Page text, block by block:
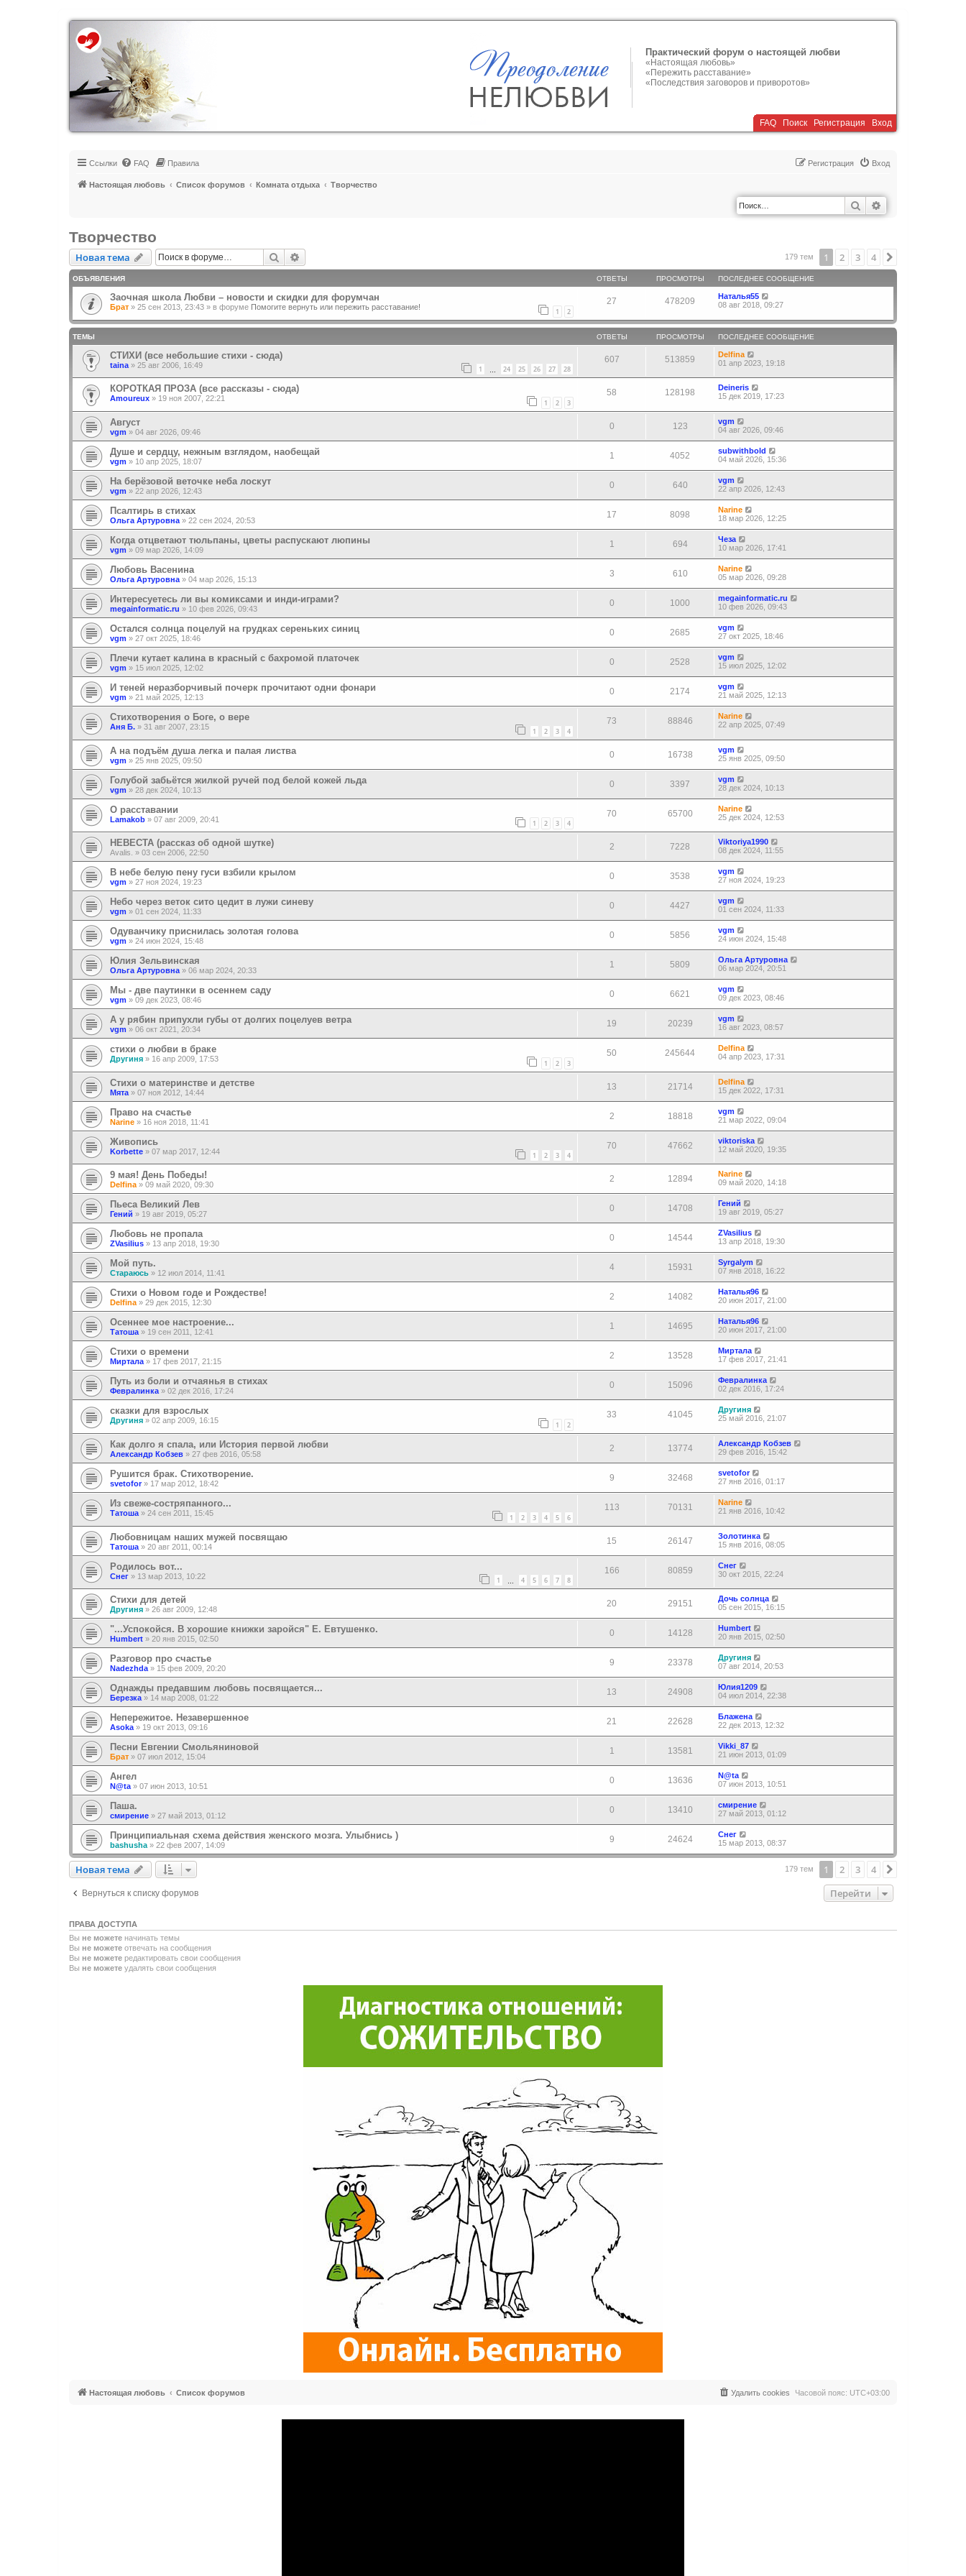
Регистрация
Практический форум о настоящей любви
«Настоящая любовь»
«Пережить расставание»
«Последствия заговоров и приворотов»
FAQ Поиск Регистрация Вход
Ссылки FAQ Правила Вход
Регистрация
Настоящая любовь Список форумов Комната отдыха Творчество
Поиск
Творчество
Новая тема
Новаятема Поиск 179 тем 1 2 3 4
ОБЪЯВЛЕНИЯ ОТВЕТЫ ПРОСМОТРЫ ПОСЛЕДНЕЕ СООБЩЕНИЕ
Заочная школа Любви – новости и скидки для форумчан
Брат » 25 сен 2013, 23:43 » в форуме Помогите вернуть или пережить расставание! 1 2
27 478209
Наталья55
08 авг 2018, 09:27
ТЕМЫ ОТВЕТЫ ПРОСМОТРЫ ПОСЛЕДНЕЕ СООБЩЕНИЕ
СТИХИ (все небольшие стихи - сюда)
taina » 25 авг 2006, 16:49 1 24 25 26 27 28
607 513859
Delfina
01 апр 2023, 19:18
КОРОТКАЯ ПРОЗА (все рассказы - сюда)
Amoureux » 19 ноя 2007, 22:21 1 2 3
58 128198
Deineris
15 дек 2019, 17:23
Август
vgm » 04 авг 2026, 09:46
0 123
vgm
04 авг 2026, 09:46
Душе и сердцу, нежным взглядом, наобещай
vgm » 10 апр 2025, 18:07
1 4052
subwithbold
04 май 2026, 15:36
На берёзовой веточке неба лоскут
vgm » 22 апр 2026, 12:43
0 640
vgm
22 апр 2026, 12:43
Псалтирь в стихах
Ольга Артуровна » 22 сен 2024, 20:53
17 8098
Narine
18 мар 2026, 12:25
Когда отцветают тюльпаны, цветы распускают люпины
vgm » 09 мар 2026, 14:09
1 694
Чеза
10 мар 2026, 17:41
Любовь Васенина
Ольга Артуровна » 04 мар 2026, 15:13
3 610
Narine
05 мар 2026, 09:28
Интересуетесь ли вы комиксами и инди-играми?
megainformatic.ru » 10 фев 2026, 09:43
0 1000
megainformatic.ru
10 фев 2026, 09:43
Остался солнца поцелуй на грудках сереньких синиц
vgm » 27 окт 2025, 18:46
0 2685
vgm
27 окт 2025, 18:46
Плечи кутает калина в красный с бахромой платочек
vgm » 15 июл 2025, 12:02
0 2528
vgm
15 июл 2025, 12:02
И теней неразборчивый почерк прочитают одни фонари
vgm » 21 май 2025, 12:13
0 2174
vgm
21 май 2025, 12:13
Стихотворения о Боге, о вере
Аня Б. » 31 авг 2007, 23:15 1 2 3 4
73 88846
Narine
22 апр 2025, 07:49
А на подъём душа легка и палая листва
vgm » 25 янв 2025, 09:50
0 16738
vgm
25 янв 2025, 09:50
Голубой забьётся жилкой ручей под белой кожей льда
vgm » 28 дек 2024, 10:13
0 3397
vgm
28 дек 2024, 10:13
О расставании
Lamakob » 07 авг 2009, 20:41 1 2 3 4
70 65700
Narine
25 дек 2024, 12:53
НЕВЕСТА (рассказ об одной шутке)
Avalis. » 03 сен 2006, 22:50
2 7228
Viktoriya1990
08 дек 2024, 11:55
В небе белую пену гуси взбили крылом
vgm » 27 ноя 2024, 19:23
0 3538
vgm
27 ноя 2024, 19:23
Небо через веток сито цедит в лужи синеву
vgm » 01 сен 2024, 11:33
0 4427
vgm
01 сен 2024, 11:33
Одуванчику приснилась золотая голова
vgm » 24 июн 2024, 15:48
0 5856
vgm
24 июн 2024, 15:48
Юлия Зельвинская
Ольга Артуровна » 06 мар 2024, 20:33
1 5809
Ольга Артуровна
06 мар 2024, 20:51
Мы - две паутинки в осеннем саду
vgm » 09 дек 2023, 08:46
0 6621
vgm
09 дек 2023, 08:46
А у рябин припухли губы от долгих поцелуев ветра
vgm » 06 окт 2021, 20:34
19 20239
vgm
16 авг 2023, 08:57
стихи о любви в браке
Другиня » 16 апр 2009, 17:53 1 2 3
50 245644
Delfina
04 апр 2023, 17:31
Стихи о материнстве и детстве
Мята » 07 ноя 2012, 14:44
13 21714
Delfina
15 дек 2022, 17:31
Право на счастье
Narine » 16 ноя 2018, 11:41
2 18818
vgm
21 мар 2022, 09:04
Живопись
Korbette » 07 мар 2017, 12:44 1 2 3 4
70 47662
viktoriska
12 май 2020, 19:35
9 мая! День Победы!
Delfina» 09 май 2020, 09:30
2 12894
Narine
09 май 2020, 14:18
Пьеса Великий Лев
Гений » 19 авг 2019, 05:27
0 14708
Гений
19 авг 2019, 05:27
Любовь не пропала
ZVasilius » 13 апр 2018, 19:30
0 14544
ZVasilius
13 апр 2018, 19:30
Мой путь.
Стараюсь » 12 июл 2014, 11:41
4 15931
Syrgalym
07 янв 2018, 16:22
Стихи о Новом годе и Рождестве!
Delfina» 29 дек 2015, 12:30
2 14082
Наталья96
20 июн 2017, 21:00
Осеннее мое настроение...
Татоша» 19 сен 2011, 12:41
1 14695
Наталья96
20 июн 2017, 21:00
Стихи о времени
Миртала» 17 фев 2017, 21:15
2 13528
Миртала
17 фев 2017, 21:41
Путь из боли и отчаянья в стихах
Февралинка» 02 дек 2016, 17:24
0 15096
Февралинка
02 дек 2016, 17:24
сказки для взрослых
Другиня » 02 апр 2009, 16:15 1 2
33 41045
Другиня
25 май 2016, 21:07
Как долго я спала, или История первой любви
Александр Кобзев » 27 фев 2016, 05:58
2 13774
Александр Кобзев
29 фев 2016, 15:42
Рушится брак. Стихотворение.
svetofor» 17 мар 2012, 18:42
9 32468
svetofor
27 янв 2016, 01:17
Из свеже-состряпанного...
Татоша » 24 сен 2011, 15:45 1 2 3 4 5 6
113 70131
Narine
21 янв 2016, 10:42
Любовницам наших мужей посвящаю
Татоша » 20 авг 2011, 00:14
15 26147
Золотинка
15 янв 2016, 08:05
Родилось вот...
Снег » 13 мар 2013, 10:22 1 4 5 6 7 8
166 80859
Снег
30 окт 2015, 22:24
Стихи для детей
Другиня » 26 авг 2009, 12:48
20 29151
Дочь солнца
05 сен 2015, 16:15
"...Успокойся. В хорошие книжки заройся" Е. Евтушенко.
Humbert » 20 янв 2015, 02:50
0 14128
Humbert
20 янв 2015, 02:50
Разговор про счастье
Nadezhda» 15 фев 2009, 20:20
9 23378
Другиня
07 авг 2014, 20:53
Однажды предавшим любовь посвящается...
Березка» 14 мар 2008, 01:22
13 24908
Юлия1209
04 июл 2014, 22:38
Непережитое. Незавершенное
Asoka» 19 окт 2013, 09:16
21 22628
Блажена
22 дек 2013, 12:32
Песни Евгении Смольяниновой
Брат » 07 июл 2012, 15:04
1 13581
Vikki_87
21 июн 2013, 01:09
Ангел
N@ta» 07 июн 2013, 10:51
0 13636
N@ta
07 июн 2013, 10:51
Паша.
смирение » 27 май 2013, 01:12
0 13410
смирение
27 май 2013, 01:12
Принципиальная схема действия женского мозга. Улыбнись )
bashusha» 22 фев 2007, 14:09
9 24624
Снег
15 мар 2013, 08:37
Новая тема
Новаятема 179 тем 1 2 3 4
Вернуться к списку форумов Перейти
ПРАВА ДОСТУПА
Вы не можете начинать темы
Вы не можете отвечать на сообщения
Вы не можете редактировать свои сообщения
Вы не можете удалять свои сообщения
Настоящая любовь Список форумов Часовой пояс: UTC+03:00
Удалить cookies